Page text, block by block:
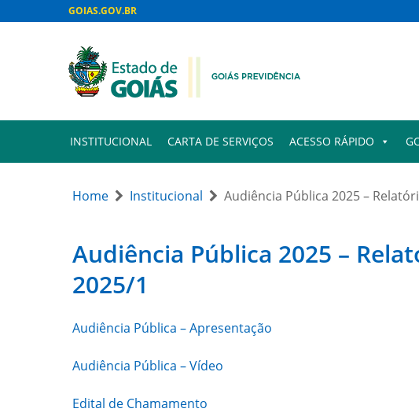
GOIAS.GOV.BR
INSTITUCIONAL CARTA DE SERVIÇOS ACESSO RÁPIDO
Home Institucional Audiência Pública 2025 –
Audiência Pública 2025 –
2025/1
Audiência Pública – Apresentação
Audiência Pública – Vídeo
Edital de Chamamento